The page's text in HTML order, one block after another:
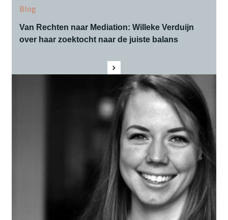
Blog
Van Rechten naar Mediation: Willeke Verduijn
over haar zoektocht naar de juiste balans